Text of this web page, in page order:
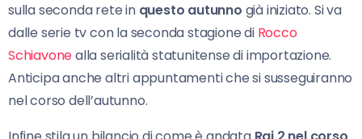
sulla seconda rete inquesto autunno già iniziato. Si va
dalle serie tv con la seconda stagione di Rocco
Schiavonealla serialità statunitense di importazione.
Anticipa anche altri appuntamenti che si susseguiranno
nel corso dell’autunno.